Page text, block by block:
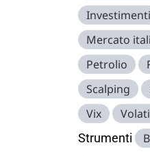
Investimenti
Mercato
Petrolio
Scalping
Vix
Strumenti